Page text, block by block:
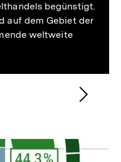
begünstigt.
auf dem Gebiet der
weltweite